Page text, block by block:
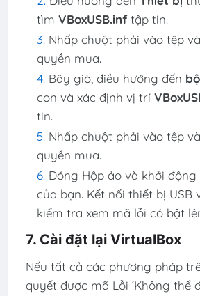
tìm VBoxUSB.inftập tin.
Nhấp chuột phải vào tệp
quyền mua.
Bây giờ, điều hướng đến
con và xác định vị trí
tin.
Nhấp chuột phải vào tệp
quyền mua.
Đóng Hộp ảo và khởi động
của bạn. Kết nối thiết bị USB
kiểm tra xem mã lỗi có bật
7. Cài đặt lại VirtualBox
Nếu tất cả các phương pháp
quyết được mã Lỗi ‘Không thể